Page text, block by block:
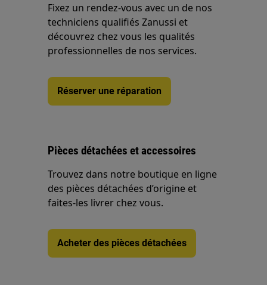
Fixez un rendez-vous avec un de nos
techniciens qualifiés Zanussi et
découvrez chez vous les qualités
professionnelles de nos services.
Réserver une réparation
Pièces détachées et accessoires
Trouvez dans notre boutique en ligne
des pièces détachées d’origine et
faites-les livrer chez vous.
Acheter des pièces détachées